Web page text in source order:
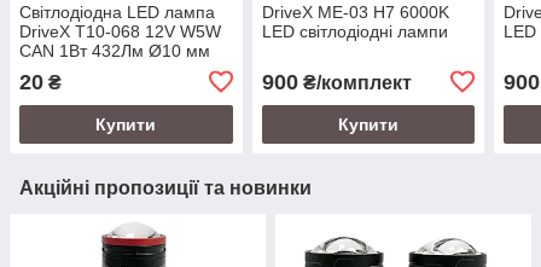
Світлодіодна LED лампа
DriveX T10-068 12V W5W
CAN 1Вт 432Лм Ø10 мм
20 ₴
Купити
DriveX ME-03 H7 6000K
LED світлодіодні лампи
900₴/комплект
Купити
LED
900
Акційні пропозиції та новинки